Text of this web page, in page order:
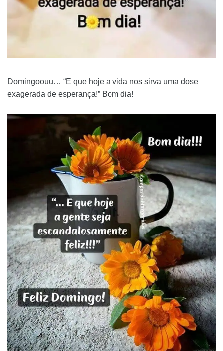
Domingoouu… “E que hoje a vida nos sirva uma dose
exagerada de esperança!” Bom dia!